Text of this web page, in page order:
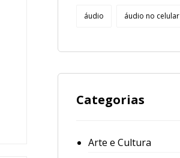
áudio áudio no celular
Categorias
Arte e Cultura